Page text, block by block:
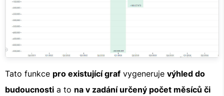
Tato funkce pro existující graf vygeneruje výhled do
budoucnosti a to na v zadání určený počet měsíců či